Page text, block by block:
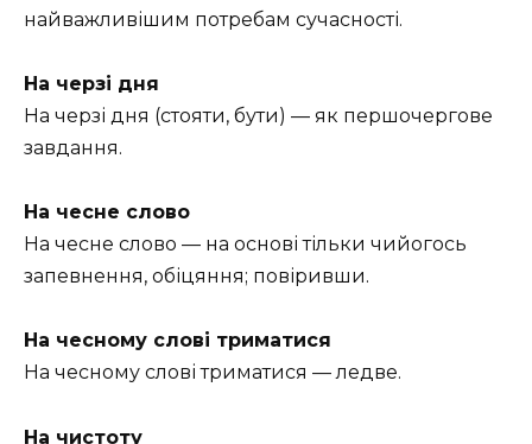
найважливішим потребам сучасності.
На черзі дня
На черзі дня (стояти, бути) — як першочергове
завдання.
На чесне слово
На чесне слово — на основі тільки чийогось
запевнення, обіцяння; повіривши.
На чесному слові триматися
На чесному слові триматися — ледве.
На чистоту